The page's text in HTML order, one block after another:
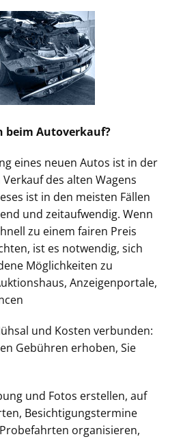
beim Autoverkauf?
eines neuen Autos ist in der
des alten Wagens
ist in den meisten Fällen
und zeitaufwendig. Wenn
zu einem fairen Preis
ist es notwendig, sich
Möglichkeiten zu
Anzeigenportale,
und Kosten verbunden:
Gebühren erhoben, Sie
und Fotos erstellen, auf
Besichtigungstermine
organisieren,